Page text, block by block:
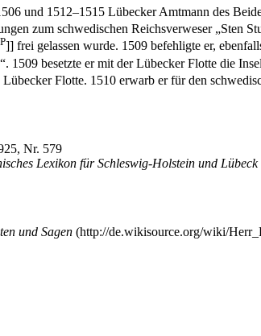
und 1512–1515 Lübecker Amtmann des
zum schwedischen Reichsverweser „Sten
]] frei gelassen wurde. 1509 befehligte er,
“. 1509 besetzte er mit der Lübecker Flotte die Insel
Flotte. 1510 erwarb er für den
, Nr. 579
Lexikon für Schleswig-Holstein und Lübeck
und Sagen